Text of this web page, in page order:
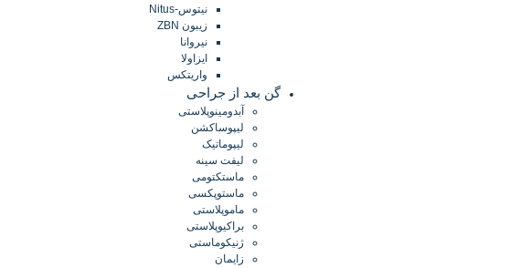
نیتوس-Nitus
زیبون ZBN
نیروانا
ایزاولا
واریتکس
گن بعد از جراحی
آبدومینوپلاستی
لیپوساکشن
لیپوماتیک
لیفت سینه
ماستکتومی
ماستوپکسی
ماموپلاستی
براکیوپلاستی
ژنیکوماستی
زایمان